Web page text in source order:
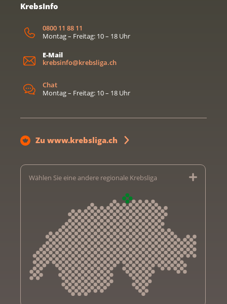
KrebsInfo
0800 11 88 11
Montag – Freitag: 10 – 18 Uhr
E-Mail
krebsinfo@krebsliga.ch
Chat
Montag – Freitag: 10 – 18 Uhr
Zu www.krebsliga.ch
Wählen Sie eine andere regionale Krebsliga